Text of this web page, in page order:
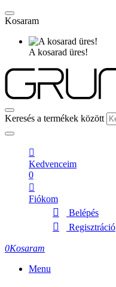
Kosaram
A kosarad üres!
Keresés a termékek között
Kedvenceim
0
Fiókom
Belépés
Regisztráció
0Kosaram
Menu